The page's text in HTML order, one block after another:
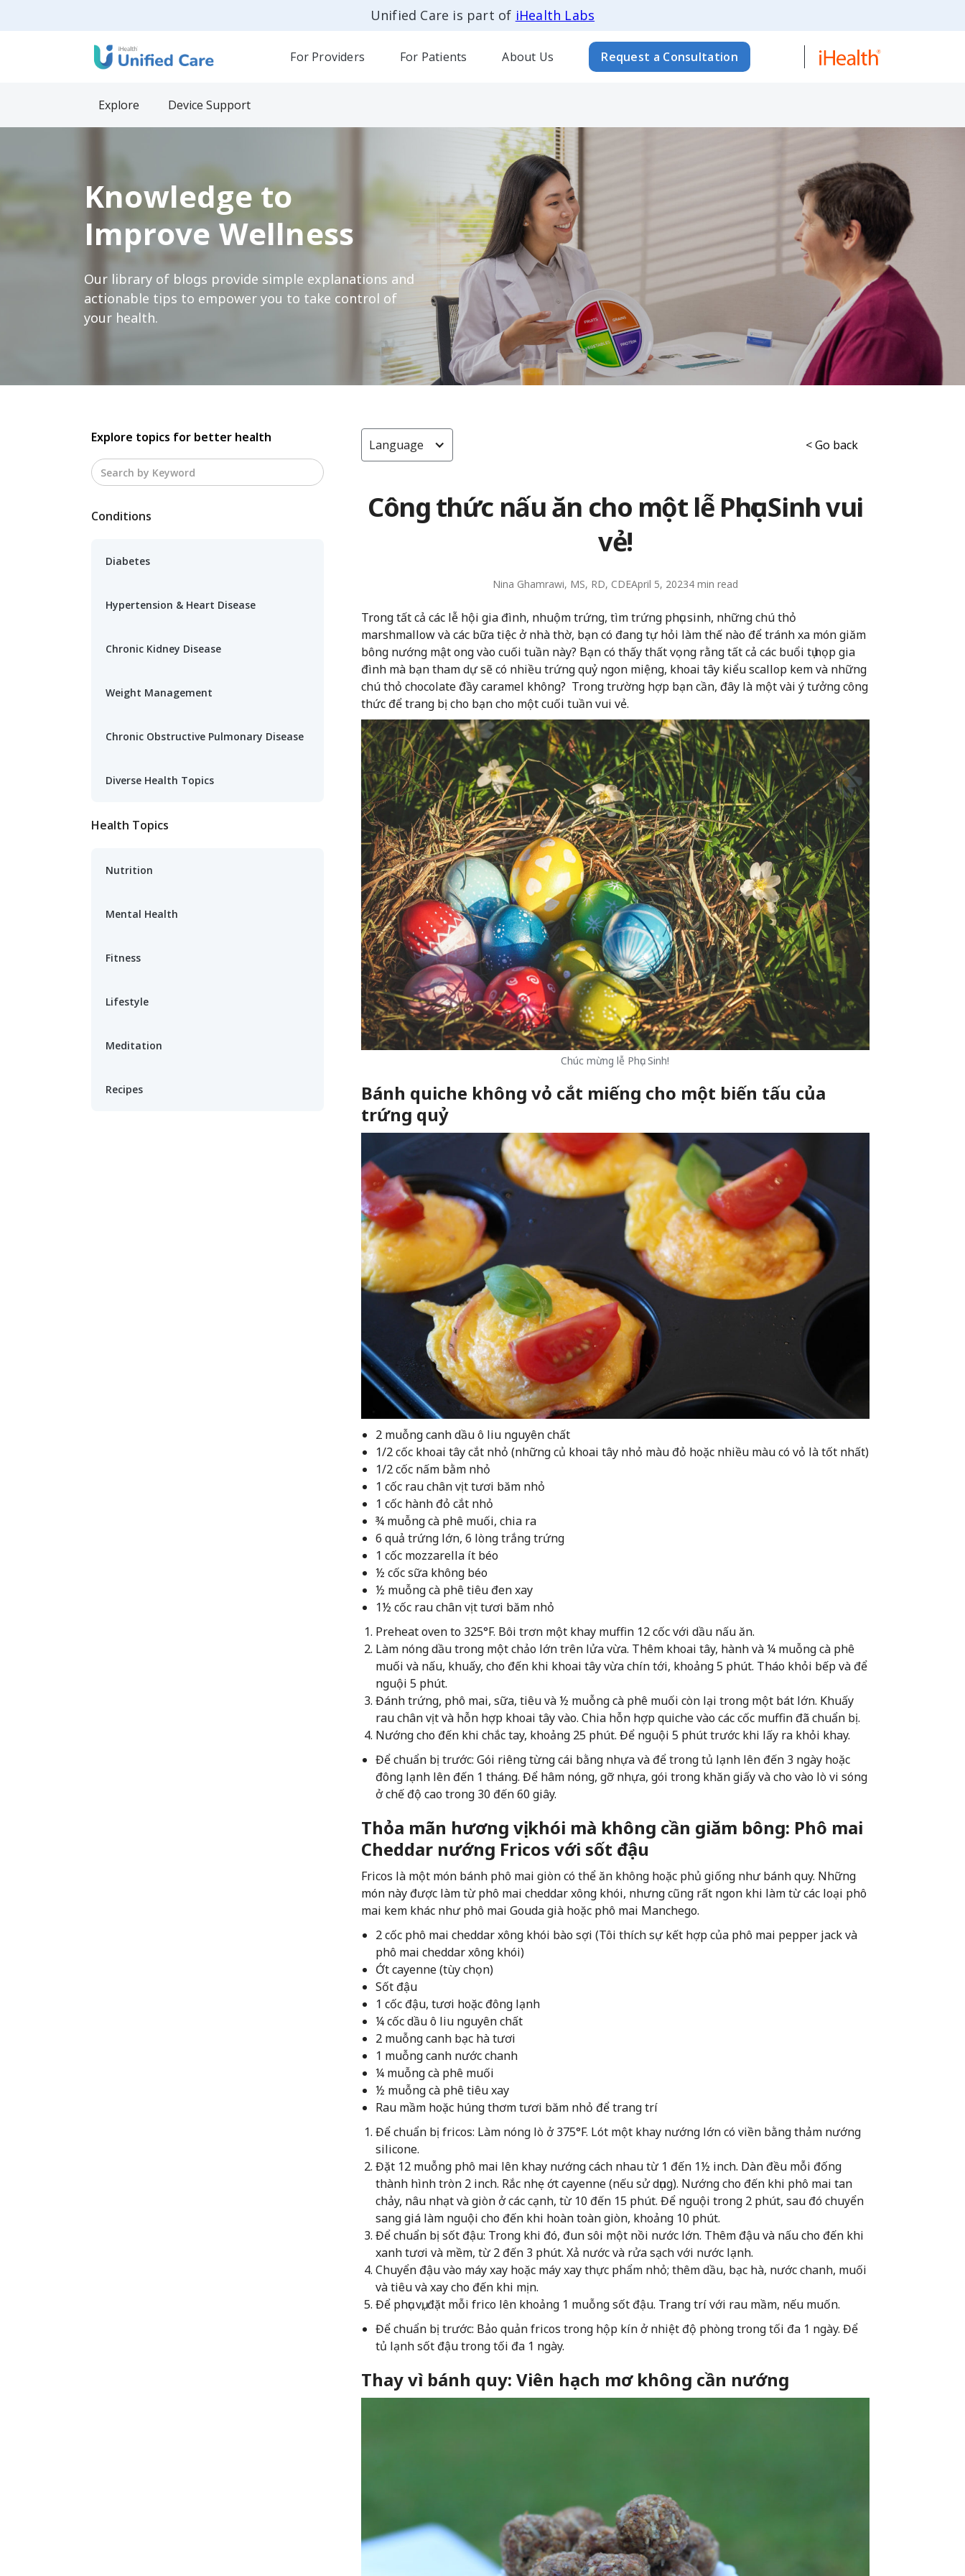
Unified Care is part of iHealth Labs
For Providers For Patients About Us Request a Consultation
Explore Device Support
Knowledge to
Improve Wellness
Our library of blogs provide simple explanations and
actionable tips to empower you to take control of
your health.
Explore topics for better health
Conditions
Diabetes
Hypertension & Heart Disease
Chronic Kidney Disease
Weight Management
Chronic Obstructive Pulmonary Disease
Diverse Health Topics
Health Topics
Nutrition
Mental Health
Fitness
Lifestyle
Meditation
Recipes
Language < Go back
Công thức nấu ăn cho một lễ Phục Sinh vui
vẻ!
Nina Ghamrawi, MS, RD, CDEApril 5, 20234
Trong tất cả các lễ hội gia đình, nhuộm trứng, tìm trứng phục sinh, những chú thỏ
marshmallow và các bữa tiệc ở nhà thờ, bạn có đang tự hỏi làm thế nào để tránh xa món giăm
bông nướng mật ong vào cuối tuần này? Bạn có thấy thất vọng rằng tất cả các buổi tụ họp gia
đình mà bạn tham dự sẽ có nhiều trứng quỷ ngon miệng, khoai tây kiểu scallop kem và những
chú thỏ chocolate đầy caramel không? Trong trường hợp bạn cần, đây là một vài ý tưởng công
thức để trang bị cho bạn cho một cuối tuần vui vẻ.
Chúc mừng lễ Phục Sinh!
Bánh quiche không vỏ cắt miếng cho một biến tấu của
trứng quỷ
2 muỗng canh dầu ô liu nguyên chất
1/2 cốc khoai tây cắt nhỏ (những củ khoai tây nhỏ màu đỏ hoặc nhiều màu có vỏ là tốt nhất)
1/2 cốc nấm bằm nhỏ
1 cốc rau chân vịt tươi băm nhỏ
1 cốc hành đỏ cắt nhỏ
¾ muỗng cà phê muối, chia ra
6 quả trứng lớn, 6 lòng trắng trứng
1 cốc mozzarella ít béo
½ cốc sữa không béo
½ muỗng cà phê tiêu đen xay
1½ cốc rau chân vịt tươi băm nhỏ
Preheat oven to 325°F. Bôi trơn một khay muffin 12 cốc với dầu nấu ăn.
Làm nóng dầu trong một chảo lớn trên lửa vừa. Thêm khoai tây, hành và ¼ muỗng cà phê
muối và nấu, khuấy, cho đến khi khoai tây vừa chín tới, khoảng 5 phút. Tháo khỏi bếp và để
nguội 5 phút.
Đánh trứng, phô mai, sữa, tiêu và ½ muỗng cà phê muối còn lại trong một bát lớn. Khuấy
rau chân vịt và hỗn hợp khoai tây vào. Chia hỗn hợp quiche vào các cốc muffin đã chuẩn bị.
Nướng cho đến khi chắc tay, khoảng 25 phút. Để nguội 5 phút trước khi lấy ra khỏi khay.
Để chuẩn bị trước: Gói riêng từng cái bằng nhựa và để trong tủ lạnh lên đến 3 ngày hoặc
đông lạnh lên đến 1 tháng. Để hâm nóng, gỡ nhựa, gói trong khăn giấy và cho vào lò vi sóng
ở chế độ cao trong 30 đến 60 giây.
Thỏa mãn hương vị khói mà không cần giăm bông: Phô mai
Cheddar nướng Fricos với sốt đậu
Fricos là một món bánh phô mai giòn có thể ăn không hoặc phủ giống như bánh quy. Những
món này được làm từ phô mai cheddar xông khói, nhưng cũng rất ngon khi làm từ các loại phô
mai kem khác như phô mai Gouda già hoặc phô mai Manchego.
2 cốc phô mai cheddar xông khói bào sợi (Tôi thích sự kết hợp của phô mai pepper jack và
phô mai cheddar xông khói)
Ớt cayenne (tùy chọn)
Sốt đậu
1 cốc đậu, tươi hoặc đông lạnh
¼ cốc dầu ô liu nguyên chất
2 muỗng canh bạc hà tươi
1 muỗng canh nước chanh
¼ muỗng cà phê muối
½ muỗng cà phê tiêu xay
Rau mầm hoặc húng thơm tươi băm nhỏ để trang trí
Để chuẩn bị fricos: Làm nóng lò ở 375°F. Lót một khay nướng lớn có viền bằng thảm nướng
silicone.
Đặt 12 muỗng phô mai lên khay nướng cách nhau từ 1 đến 1½ inch. Dàn đều mỗi đống
thành hình tròn 2 inch. Rắc nhẹ ớt cayenne (nếu sử dụng). Nướng cho đến khi phô mai tan
chảy, nâu nhạt và giòn ở các cạnh, từ 10 đến 15 phút. Để nguội trong 2 phút, sau đó chuyển
sang giá làm nguội cho đến khi hoàn toàn giòn, khoảng 10 phút.
Để chuẩn bị sốt đậu: Trong khi đó, đun sôi một nồi nước lớn. Thêm đậu và nấu cho đến khi
xanh tươi và mềm, từ 2 đến 3 phút. Xả nước và rửa sạch với nước lạnh.
Chuyển đậu vào máy xay hoặc máy xay thực phẩm nhỏ; thêm dầu, bạc hà, nước chanh, muối
và tiêu và xay cho đến khi mịn.
Để phục vụ, đặt mỗi frico lên khoảng 1 muỗng sốt đậu. Trang trí với rau mầm, nếu muốn.
Để chuẩn bị trước: Bảo quản fricos trong hộp kín ở nhiệt độ phòng trong tối đa 1 ngày. Để
tủ lạnh sốt đậu trong tối đa 1 ngày.
Thay vì bánh quy: Viên hạch mơ không cần nướng